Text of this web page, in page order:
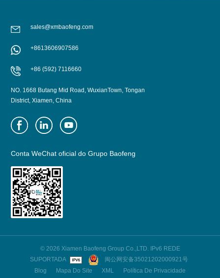
sales@xmbaofeng.com
+8613606907586
+86 (592) 7116660
NO. 1668 Butang Mid Road, WuxianTown, Tongan
District, Xiamen, China
Conta WeChat oficial do Grupo Baofeng
© 2026 Xiamen Baofeng Group Co.,LTD. IPv6 REDE
SUPORTADA
闽公网安备35021202000921号
Blog
Mapa Do Site XML Política De Privacidade